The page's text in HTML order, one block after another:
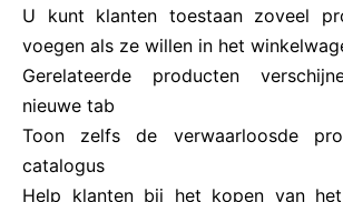
U kunt klanten toestaan zoveel
voegen als ze willen in het
Gerelateerde producten
nieuwe tab
Toon zelfs de verwaarloosde
catalogus
Help klanten bij het kopen van